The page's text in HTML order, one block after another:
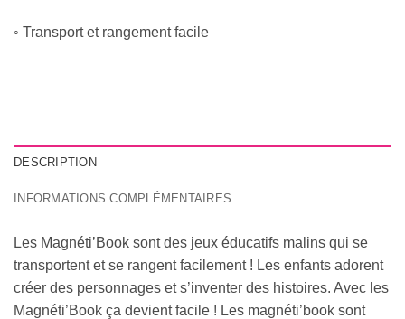
◦ Transport et rangement facile
DESCRIPTION
INFORMATIONS COMPLÉMENTAIRES
Les Magnéti’Book sont des jeux éducatifs malins qui se
transportent et se rangent facilement ! Les enfants adorent
créer des personnages et s’inventer des histoires. Avec les
Magnéti’Book ça devient facile ! Les magnéti’book sont